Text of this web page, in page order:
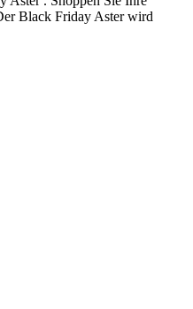
Black Friday Aster wird